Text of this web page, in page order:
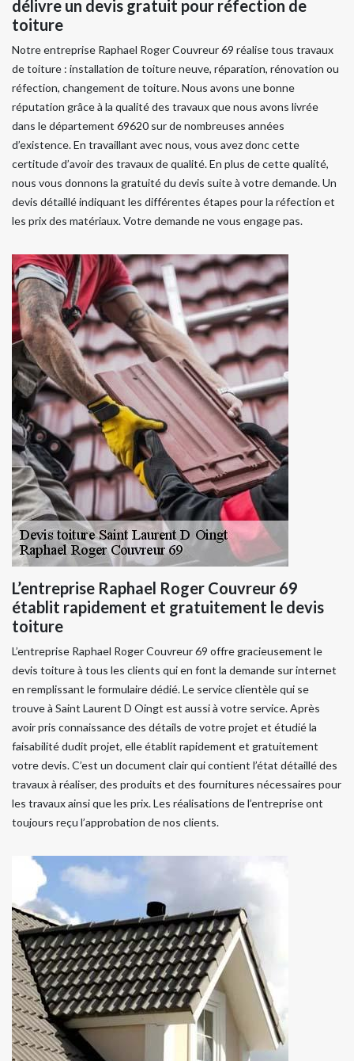
délivre un devis gratuit pour réfection de
toiture
Notre entreprise Raphael Roger Couvreur 69 réalise tous travaux
de toiture : installation de toiture neuve, réparation, rénovation ou
réfection, changement de toiture. Nous avons une bonne
réputation grâce à la qualité des travaux que nous avons livrée
dans le département 69620 sur de nombreuses années
d’existence. En travaillant avec nous, vous avez donc cette
certitude d’avoir des travaux de qualité. En plus de cette qualité,
nous vous donnons la gratuité du devis suite à votre demande. Un
devis détaillé indiquant les différentes étapes pour la réfection et
les prix des matériaux. Votre demande ne vous engage pas.
L’entreprise Raphael Roger Couvreur 69
établit rapidement et gratuitement le devis
toiture
L’entreprise Raphael Roger Couvreur 69 offre gracieusement le
devis toiture à tous les clients qui en font la demande sur internet
en remplissant le formulaire dédié. Le service clientèle qui se
trouve à Saint Laurent D Oingt est aussi à votre service. Après
avoir pris connaissance des détails de votre projet et étudié la
faisabilité dudit projet, elle établit rapidement et gratuitement
votre devis. C’est un document clair qui contient l’état détaillé des
travaux à réaliser, des produits et des fournitures nécessaires pour
les travaux ainsi que les prix. Les réalisations de l’entreprise ont
toujours reçu l’approbation de nos clients.